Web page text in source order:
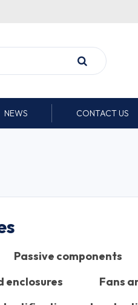
NEWS CONTACT US
Passive components
enclosures
Fans